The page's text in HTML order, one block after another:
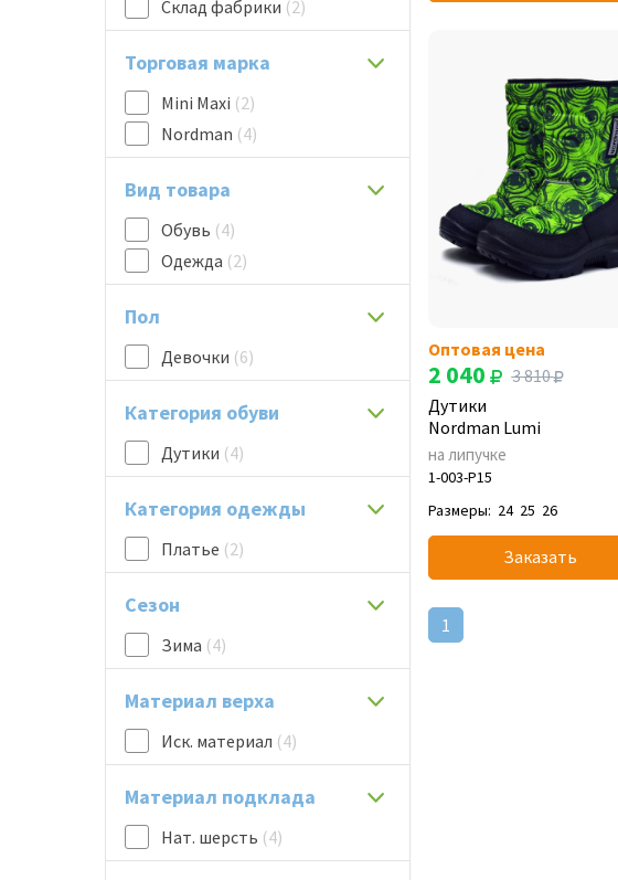
116(2)
122(1)
Склад фабрики (2)
Торговая марка
Mini Maxi (2)
Nordman (4)
Вид товара
Обувь (4)
Одежда (2)
Пол
Девочки (6)
Категория обуви
Дутики (4)
Категория одежды
Платье (2)
Сезон
Зима (4)
Материал верха
Иск. материал (4)
Материал подклада
Нат. шерсть (4)
Оптовая цена
2 040
3 810
Дутики
Nordman Lumi
на липучке
1-003-P15
Размеры: 24 25 26
Заказать
1